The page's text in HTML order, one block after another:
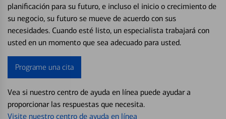
planificación para su futuro, e incluso el inicio o crecimiento de
su negocio, su futuro se mueve de acuerdo con sus
necesidades. Cuando esté listo, un especialista trabajará con
usted en un momento que sea adecuado para usted.
Programe una cita
Vea si nuestro centro de ayuda en línea puede ayudar a
proporcionar las respuestas que necesita.
Visite nuestro centro de ayuda en línea